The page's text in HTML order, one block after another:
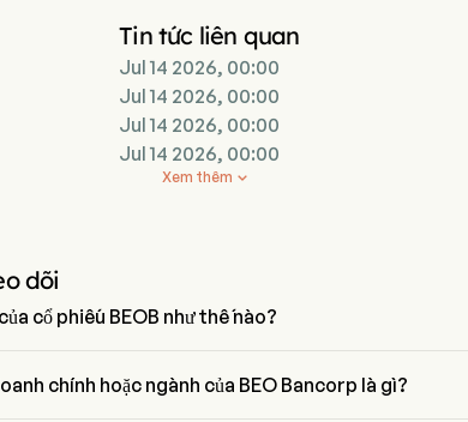
Tin tức liên quan
Jul 14 2026, 00:00
Jul 14 2026, 00:00
Jul 14 2026, 00:00
Jul 14 2026, 00:00

Xem thêm
dõi
cổ phiếu BEOB như thế nào?
chính hoặc ngành của BEO Bancorp là gì?